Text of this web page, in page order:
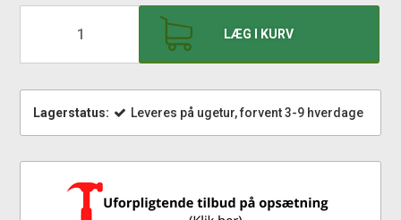
LÆG I KURV
Lagerstatus: Leveres på ugetur, forvent 3-9 hverdage